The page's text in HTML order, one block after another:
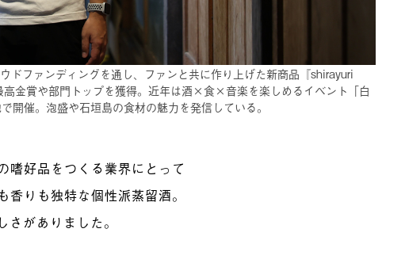
ファンディングを通し、ファンと共に作り上げた新商品『shirayuri
金賞や部門トップを獲得。近年は酒×食×音楽を楽しめるイベント「白
催。泡盛や石垣島の食材の魅力を発信している。
嗜好品をつくる業界にとって
りも独特な個性派蒸留酒。
がありました。